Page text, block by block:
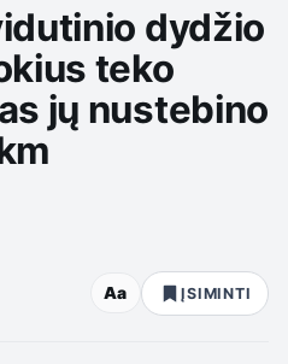
dydžio
teko
jų nustebino
Aa ĮSIMINTI